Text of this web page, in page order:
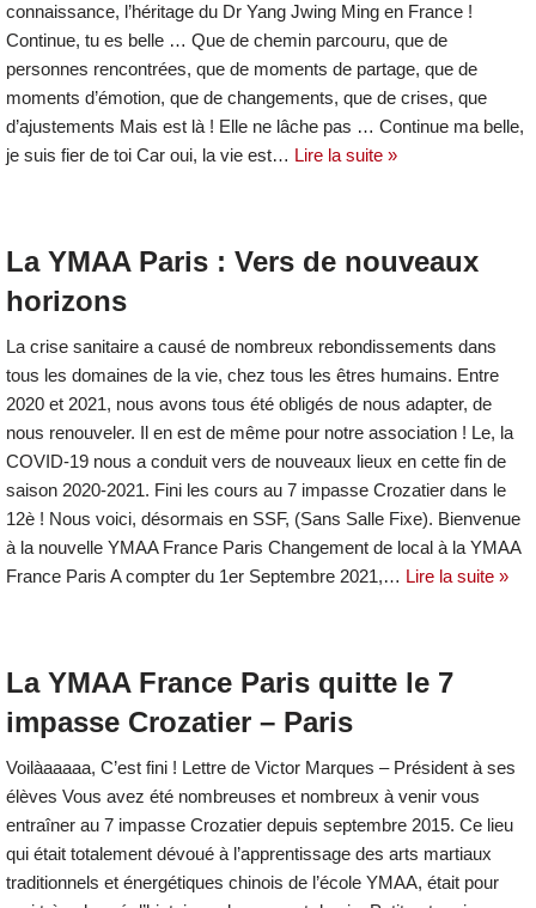
connaissance, l’héritage du Dr Yang Jwing Ming en France !
Continue, tu es belle … Que de chemin parcouru, que de
personnes rencontrées, que de moments de partage, que de
moments d’émotion, que de changements, que de crises, que
d’ajustements Mais est là ! Elle ne lâche pas … Continue ma belle,
je suis fier de toi Car oui, la vie est… Lire la suite »
La YMAA Paris : Vers de nouveaux
horizons
La crise sanitaire a causé de nombreux rebondissements dans
tous les domaines de la vie, chez tous les êtres humains. Entre
2020 et 2021, nous avons tous été obligés de nous adapter, de
nous renouveler. Il en est de même pour notre association ! Le, la
COVID-19 nous a conduit vers de nouveaux lieux en cette fin de
saison 2020-2021. Fini les cours au 7 impasse Crozatier dans le
12è ! Nous voici, désormais en SSF, (Sans Salle Fixe). Bienvenue
à la nouvelle YMAA France Paris Changement de local à la YMAA
France Paris A compter du 1er Septembre 2021,… Lire la suite »
La YMAA France Paris quitte le 7
impasse Crozatier – Paris
Voilàaaaaa, C’est fini ! Lettre de Victor Marques – Président à ses
élèves Vous avez été nombreuses et nombreux à venir vous
entraîner au 7 impasse Crozatier depuis septembre 2015. Ce lieu
qui était totalement dévoué à l’apprentissage des arts martiaux
traditionnels et énergétiques chinois de l’école YMAA, était pour